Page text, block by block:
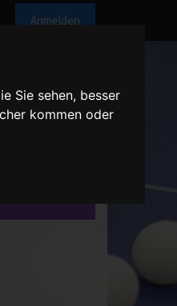
Sie sehen, besser
kommen oder
Anmelden